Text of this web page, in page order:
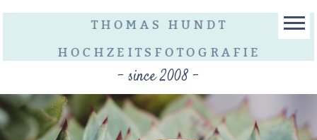
- since 2008 -
THOMAS HUNDT
HOCHZEITSFOTOGRAFIE